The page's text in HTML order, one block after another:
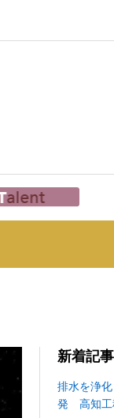
新着記事
排水を浄
発 高知工